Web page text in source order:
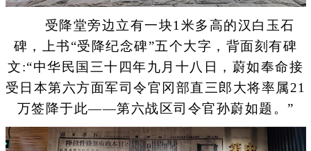
受降堂旁边立有一块1米多高的汉白玉石
碑，上书“受降纪念碑”五个大字，背面刻有碑
文:“中华民国三十四年九月十八日，蔚如奉命接
受日本第六方面军司令官冈部直三郎大将率属21
万签降于此——第六战区司令官孙蔚如题。”